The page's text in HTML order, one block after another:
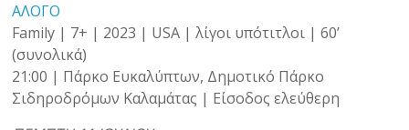
ΑΛΟΓΟ
Family | 7+ | 2023 | USA | λίγοι υπότιτλοι | 60’
(συνολικά)
21:00 | Πάρκο Ευκαλύπτων, Δημοτικό Πάρκο
Σιδηροδρόμων Καλαμάτας | Είσοδος ελεύθερη